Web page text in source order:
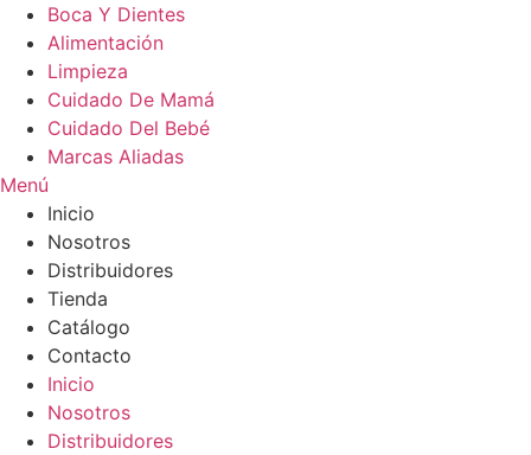
Boca Y Dientes
Alimentación
Limpieza
Cuidado De Mamá
Cuidado Del Bebé
Marcas Aliadas
Menú
Inicio
Nosotros
Distribuidores
Tienda
Catálogo
Contacto
Inicio
Nosotros
Distribuidores